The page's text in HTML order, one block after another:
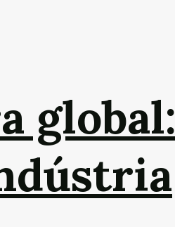
global: